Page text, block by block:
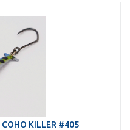
KILLER #405